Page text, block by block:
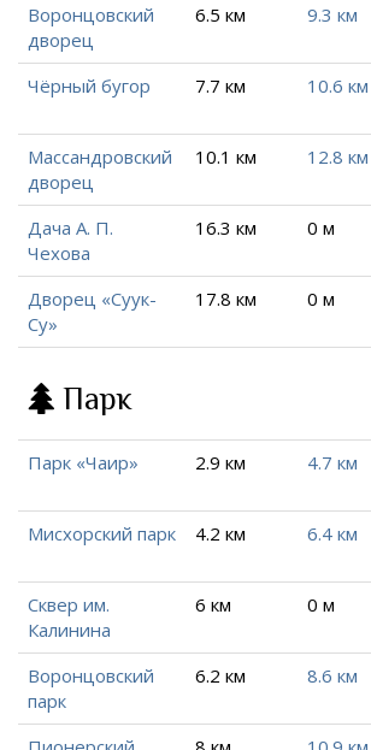
Воронцовский
дворец
6.5 км 9.3 км
Чёрный бугор 7.7 км 10.6 км
Массандровский
дворец
10.1 км 12.8 км
Дача А. П.
Чехова
16.3 км 0 м
Дворец «Суук-
Су»
17.8 км 0 м
Парк
Парк «Чаир» 2.9 км 4.7 км
Мисхорский парк 4.2 км 6.4 км
Сквер им.
Калинина
6 км 0 м
Воронцовский
парк
6.2 км 8.6 км